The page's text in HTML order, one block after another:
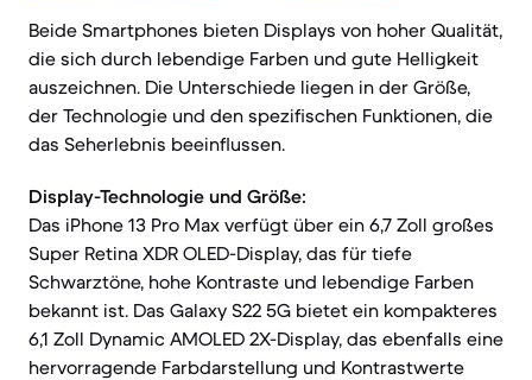
Beide Smartphones bieten Displays von hoher Qualität,
die sich durch lebendige Farben und gute Helligkeit
auszeichnen. Die Unterschiede liegen in der Größe,
der Technologie und den spezifischen Funktionen, die
das Seherlebnis beeinflussen.
Display-Technologie und Größe:
Das iPhone 13 Pro Max verfügt über ein 6,7 Zoll großes
Super Retina XDR OLED-Display, das für tiefe
Schwarztöne, hohe Kontraste und lebendige Farben
bekannt ist. Das Galaxy S22 5G bietet ein kompakteres
6,1 Zoll Dynamic AMOLED 2X-Display, das ebenfalls eine
hervorragende Farbdarstellung und Kontrastwerte